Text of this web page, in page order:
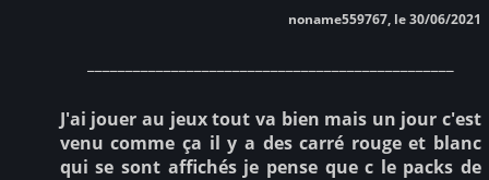
noname559767, le 30/06/2021
J'ai jouer au jeux tout va bien mais un jour c'est
venu comme ça il y a des carré rouge et blanc
qui se sont affichés je pense que c le packs de